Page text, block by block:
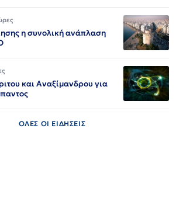
η συνολική ανάπλαση
και Αναξίμανδρου για
ΟΛΕΣ ΟΙ ΕΙΔΗΣΕΙΣ